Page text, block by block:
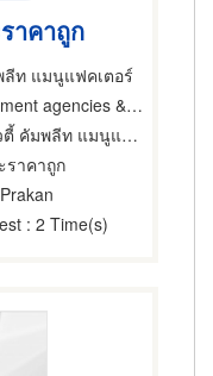
าคาถูก
ลีท แมนูแฟคเตอร์
Wares & Articles-Wholesale & Manufacturers
พลีท แมนูแฟคเตอร์
ราคาถูก
: 2 Time(s)